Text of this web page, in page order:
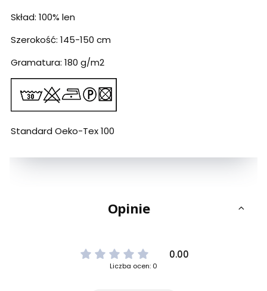
Skład: 100% len
Szerokość: 145-150 cm
Gramatura: 180 g/m2
Standard Oeko-Tex 100
Opinie
0.00
Liczba ocen: 0